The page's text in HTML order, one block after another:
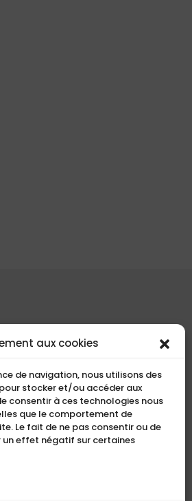
aux cookies
de navigation, nous utilisons des
stocker et/ou accéder aux
consentir à ces technologies nous
que le comportement de
Le fait de ne pas consentir ou de
effet négatif sur certaines
Ambroise Croizat
BP30523
Cedex Val
France.
04 76 50